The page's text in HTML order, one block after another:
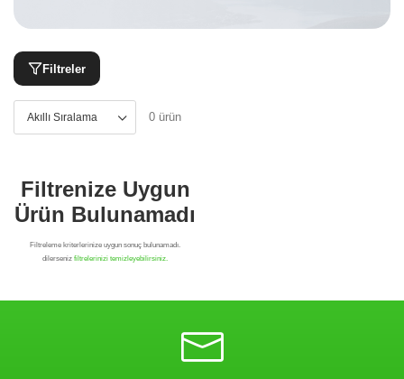
Filtreler
0 ürün